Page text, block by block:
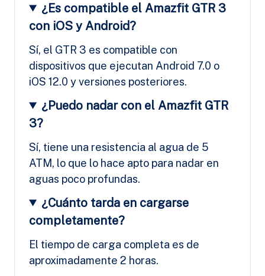
¿Es compatible el Amazfit GTR 3
con iOS y Android?
Sí, el GTR 3 es compatible con
dispositivos que ejecutan Android 7.0 o
iOS 12.0 y versiones posteriores.
¿Puedo nadar con el Amazfit GTR
3?
Sí, tiene una resistencia al agua de 5
ATM, lo que lo hace apto para nadar en
aguas poco profundas.
¿Cuánto tarda en cargarse
completamente?
El tiempo de carga completa es de
aproximadamente 2 horas.